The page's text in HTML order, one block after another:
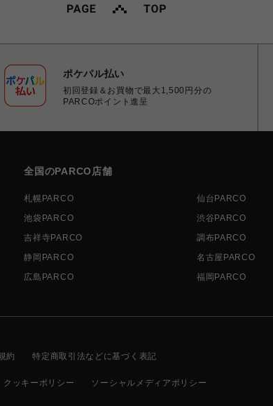
ポケパル払い
初回登録＆お買物で最大1,500円分の
PARCOポイント進呈
全国のPARCO店舗
札幌PARCO 仙台PARCO
池袋PARCO
渋谷PARCO
吉祥寺PARCO
調布PARCO
静岡PARCO
名古屋PARCO
広島PARCO
福岡PARCO
約 特定商取引法などに基づく表記
クッキーポリシー ソーシャルメディアポリシー